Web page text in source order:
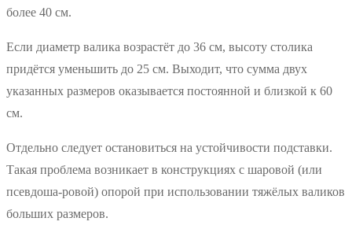
более 40 см.
Если диаметр валика возрастёт до 36 см, высоту столика
придётся уменьшить до 25 см. Выходит, что сумма двух
указанных размеров оказывается постоянной и близкой к 60
см.
Отдельно следует остановиться на устойчивости подставки.
Такая проблема возникает в конструкциях с шаровой (или
псевдоша-ровой) опорой при использовании тяжёлых валиков
больших размеров.